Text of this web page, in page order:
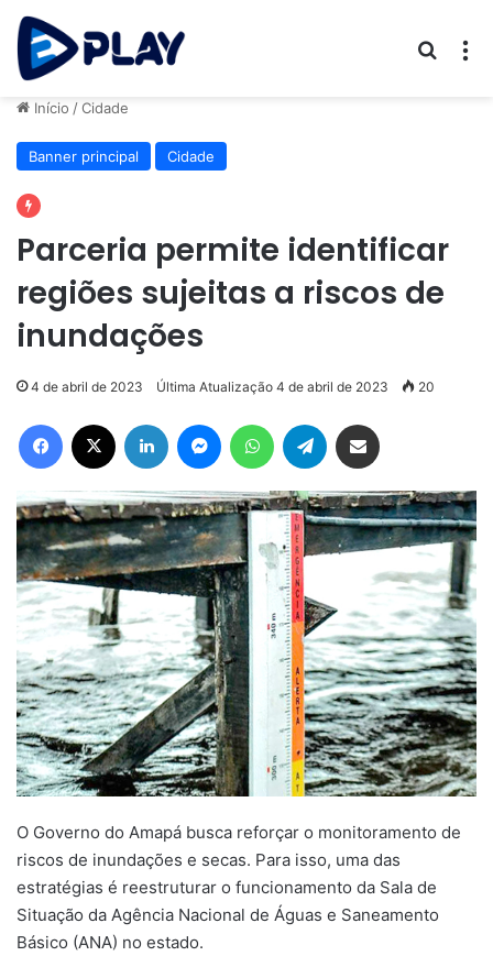
Início /Cidade
Banner principal Cidade
Parceria permite identificar
regiões sujeitas a riscos de
inundações
4 de abril de 2023 Última Atualização 4 de abril de 2023 20
Facebook Linkedin MessengerWhatsAppTelegram
O Governo do Amapá busca reforçar o monitoramento de
riscos de inundações e secas. Para isso, uma das
estratégias é reestruturar o funcionamento da Sala de
Situação da Agência Nacional de Águas e Saneamento
Básico (ANA) no estado.